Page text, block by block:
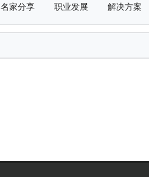
名家分享 职业发展 解决方案